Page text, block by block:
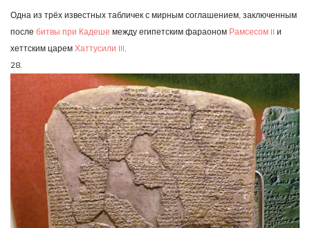
Одна из трёх известных табличек с мирным соглашением, заключенным
после битвы при Кадеше между египетским фараоном Рамсесом II и
хеттским царем Хаттусили III
28.